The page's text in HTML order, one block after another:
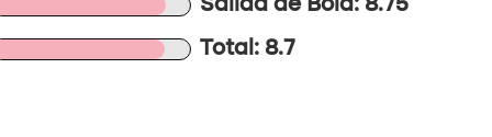
Salida de Bola: 8.75
Total: 8.7